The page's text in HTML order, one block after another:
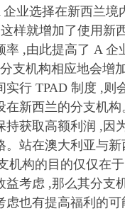
业选择在新西兰境
样就增加了使用新
率 ,由此提高了 A 企
支机构相应地会增
行 TPAD 制度 ,则
在新西兰的分支机
持获取高额利润 ,因
。站在澳大利亚与
机构的目的仅仅在
益考虑 ,那么其分支
虑也有提高福利的